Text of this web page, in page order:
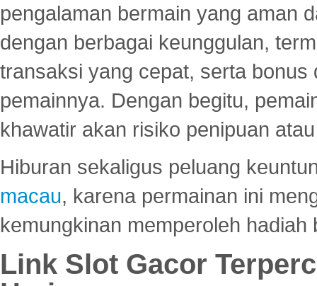
pengalaman bermain yang aman
dengan berbagai keunggulan,
transaksi yang cepat, serta
pemainnya. Dengan begitu,
khawatir akan risiko penipuan
Hiburan sekaligus peluang
macau, karena permainan ini
kemungkinan memperoleh hadiah
Link Slot Gacor